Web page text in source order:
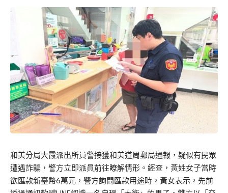
和美分局大霞派出所員警接獲和美道周郵局通報，疑似有民眾
遭遇詐騙，警方立即派員前往瞭解情形。經查，黃姓女子當時
欲匯款新臺幣6萬元，警方詢問匯款用途時，黃女表示，先前